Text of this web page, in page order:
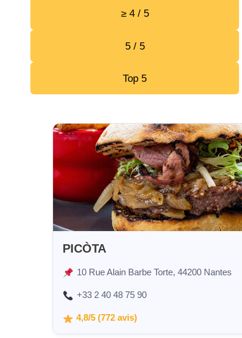
≥ 4 / 5
5 / 5
Top 5
PICÒTA
10 Rue Alain Barbe Torte, 44200 Nantes
+33 2 40 48 75 90
4,8/5 (772 avis)